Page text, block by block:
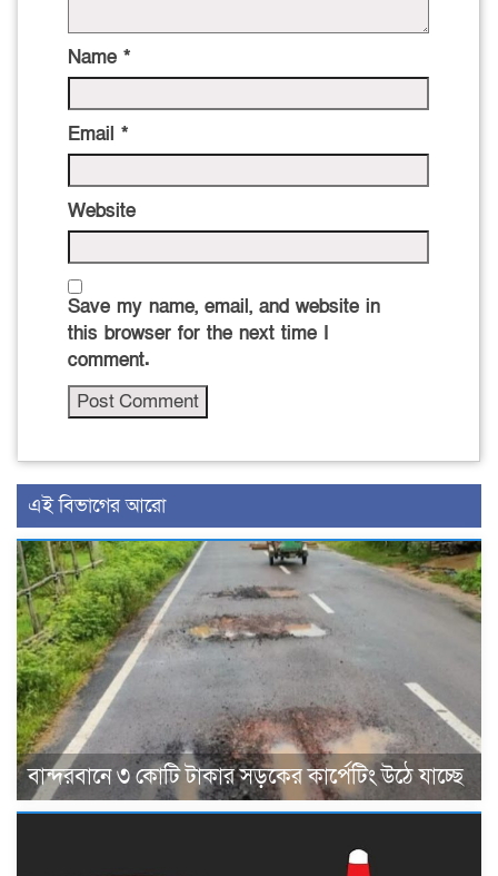
Name *
Email *
Website
Save my name, email, and website in
this browser for the next time I
comment.
এই বিভাগের আরো
বান্দরবানে ৩ কোটি টাকার সড়কের কার্পেটিং উঠে যাচ্ছে